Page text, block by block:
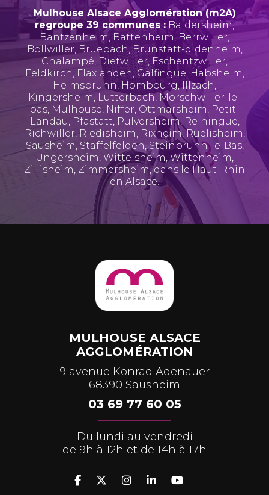
Mulhouse Alsace Agglomération (m2A)
regroupe 39 communes : Baldersheim,
Bantzenheim, Battenheim, Berrwiller,
Bollwiller, Bruebach,Brunstatt-didenheim,
Chalampé, Dietwiller, Eschentzwiller,
Feldkirch, Flaxlanden,Galfingue, Habsheim,
Heimsbrunn, Hombourg,Illzach,
Kingersheim, Lutterbach, Morschwiller-le-
bas, Mulhouse, Niffer, Ottmarsheim, Petit-
Landau, Pfastatt, Pulversheim, Reiningue,
Richwiller,Riedisheim, Rixheim,Ruelisheim,
Sausheim, Staffelfelden, Steinbrunn-le-Bas,
Ungersheim, Wittelsheim,Wittenheim,
Zillisheim, Zimmersheim, dans le Haut-Rhin
en Alsace.
MULHOUSE ALSACE
AGGLOMÉRATION
9 avenue Konrad Adenauer
68390 Sausheim
03 69 77 60 05
Du lundi au vendredi
de 9h à 12h et de 14h à 17h